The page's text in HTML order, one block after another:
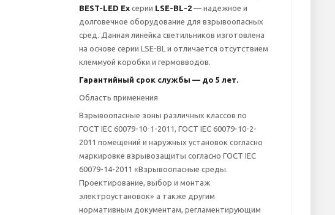
BEST-LED Exсерии LSE-BL-2— надежное и
долговечное оборудование для взрывоопасных
сред. Данная линейка светильников изготовлена
на основе серии LSE-BL и отличается отсутствием
клеммyой коробки и гермовводов.
Гарантийный срок службы — до 5 лет.
Область применения
Взрывоопасные зоны различных классов по
ГОСТ IEC 60079-10-1-2011, ГОСТ IEC 60079-10-2-
2011 помещений и наружных установок согласно
маркировке взрывозащиты согласно ГОСТ IEC
60079-14-2011 «Взрывоопасные среды.
Проектирование, выбор и монтаж
электроустановок» а также другим
нормативным документам, регламентирующим